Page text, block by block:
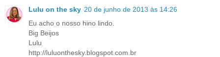
Lulu on the sky 20 de junho de 2013 às 14:26
Eu acho o nosso hino lindo.
Big Beijos
Lulu
http://luluonthesky.blogspot.com.br